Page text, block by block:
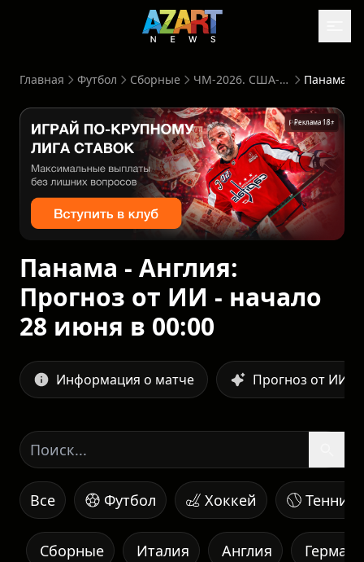
Главная Футбол Сборные ЧМ-2026. США-Канада-Мексика
Реклама 18+
Панама - Англия:
Прогноз от ИИ - начало
28 июня в 00:00
Информация о матче Прогноз от ИИ
Все Футбол Хоккей Теннис
Италия
Сборные Англия